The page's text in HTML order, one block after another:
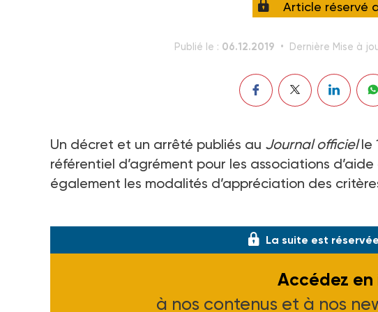
Article réservé
Publié le : 06.12.2019 Dernière Mise à
Un décret et un arrêté publiés au Journal officielle
référentiel d’agrément pour les associations
également les modalités d’appréciation des
La suite est
Accédez
à nos contenus et à nos